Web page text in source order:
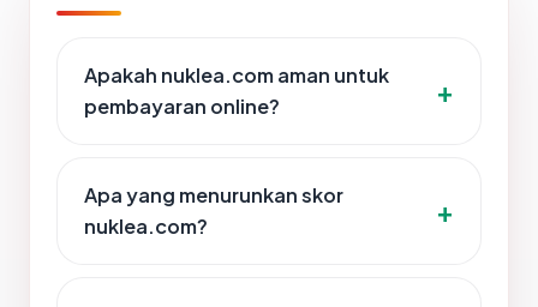
Apakah nuklea.com aman untuk
pembayaran online?
Apa yang menurunkan skor
nuklea.com?